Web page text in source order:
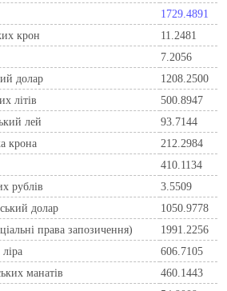
1729.4891
крон
11.2481
7.2056
долар
1208.2500
літів
500.8947
лей
93.7144
крона
212.2984
410.1134
рублів
3.5509
долар
1050.9778
права запозичення)
1991.2256
606.7105
манатів
460.1443